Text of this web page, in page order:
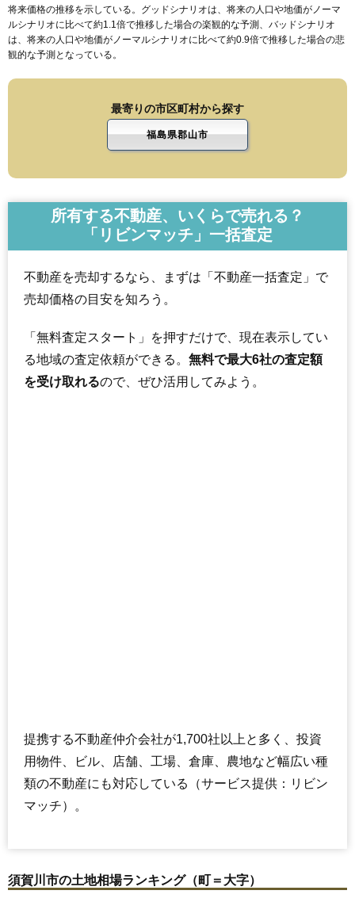
将来価格の推移を示している。グッドシナリオは、将来の人口や地価がノーマ
ルシナリオに比べて約1.1倍で推移した場合の楽観的な予測、バッドシナリオ
は、将来の人口や地価がノーマルシナリオに比べて約0.9倍で推移した場合の悲
観的な予測となっている。
最寄りの市区町村から探す
福島県郡山市
所有する不動産、いくらで売れる？
「リビンマッチ」一括査定
不動産を売却するなら、まずは「不動産一括査定」で
売却価格の目安を知ろう。
「無料査定スタート」を押すだけで、現在表示してい
る地域の査定依頼ができる。 無料で最大6社の査定額
を受け取れるので、ぜひ活用してみよう。
提携する不動産仲介会社が1,700社以上と多く、投資
用物件、ビル、店舗、工場、倉庫、農地など幅広い種
類の不動産にも対応している（サービス提供：リビン
マッチ）。
須賀川市の土地相場ランキング（町＝大字）